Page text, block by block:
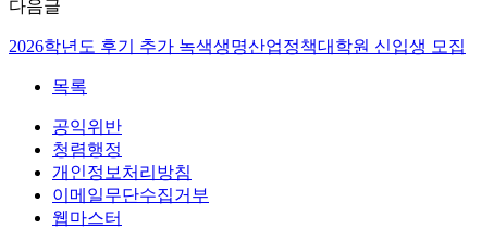
다음글
2026학년도 후기 추가 녹색생명산업정책대학원 신입생 모집
목록
공익위반
청렴행정
개인정보처리방침
이메일무단수집거부
웹마스터